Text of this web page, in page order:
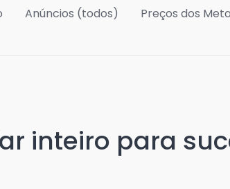
Anúncios (todos) Preços dos
inteiro para